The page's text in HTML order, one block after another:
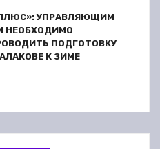
УПРАВЛЯЮЩИМ
НЕОБХОДИМО
ПОДГОТОВКУ
К ЗИМЕ